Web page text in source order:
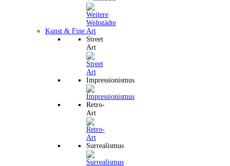
Kunst & Fine Art
Street
Art
Impressionismus
Retro-
Art
Surrealismus